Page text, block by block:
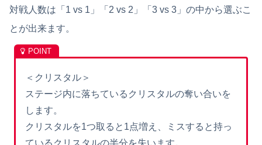
対戦人数は「1 vs 1」「2 vs 2」「3 vs 3」の中から選ぶこ
とが出来ます。
＜クリスタル＞
ステージ内に落ちているクリスタルの奪い合いを
します。
クリスタルを1つ取ると1点増え、ミスすると持っ
ているクリスタルの半分を失います。